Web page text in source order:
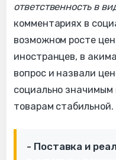
ответственность в
комментариях в
возможном росте
иностранцев, в
вопрос и назвали
социально
товарам стабильной.
- Поставка и